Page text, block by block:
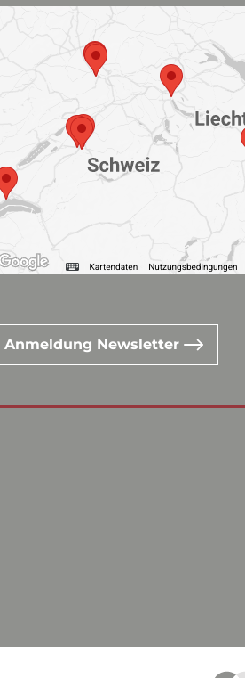
Anmeldung Newsletter